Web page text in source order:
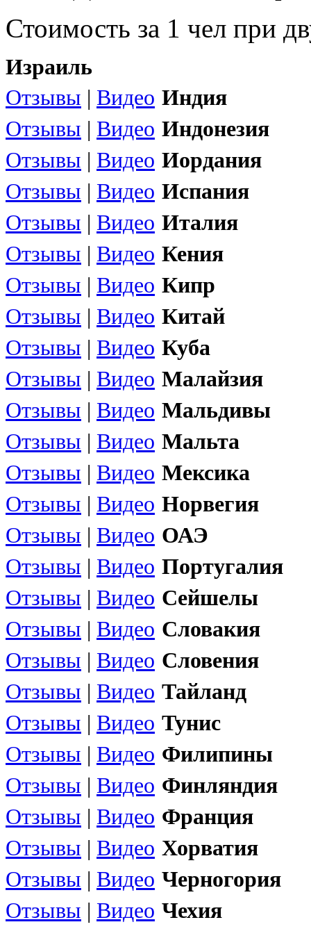
Стоимость за 1 чел при
Израиль
Отзывы | Видео Индия
Отзывы | Видео Индонезия
Отзывы | Видео Иордания
Отзывы | Видео Испания
Отзывы | Видео Италия
Отзывы | Видео Кения
Отзывы | Видео Кипр
Отзывы | Видео Китай
Отзывы | Видео Куба
Отзывы | Видео Малайзия
Отзывы | Видео Мальдивы
Отзывы | Видео Мальта
Отзывы | Видео Мексика
Отзывы | Видео Норвегия
Отзывы | Видео ОАЭ
Отзывы | Видео Португалия
Отзывы | Видео Сейшелы
Отзывы | Видео Словакия
Отзывы | Видео Словения
Отзывы | Видео Тайланд
Отзывы | Видео Тунис
Отзывы | Видео Филипины
Отзывы | Видео Финляндия
Отзывы | Видео Франция
Отзывы | Видео Хорватия
Отзывы | Видео Черногория
Отзывы | Видео Чехия